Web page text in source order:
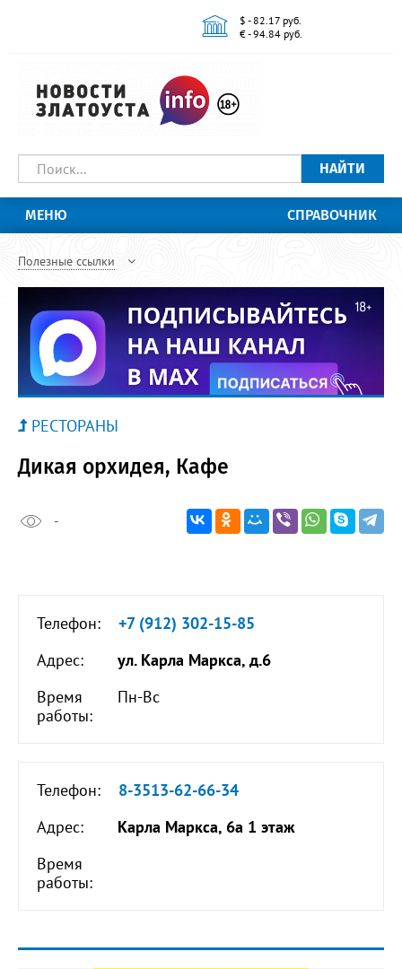
$ - 82.17 руб.
€ - 94.84 руб.
НАЙТИ
МЕНЮ СПРАВОЧНИК
Полезные ссылки
РЕСТОРАНЫ
Дикая орхидея, Кафе
-
Телефон:
+7 (912) 302-15-85
Адрес:
ул. Карла Маркса, д.6
Время
работы:
Пн-Вс
Телефон:
8-3513-62-66-34
Адрес:
Карла Маркса, 6а 1 этаж
Время
работы: